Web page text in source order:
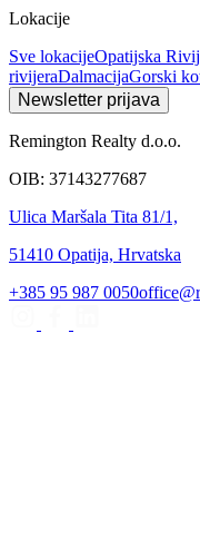
Lokacije
Sve lokacijeOpatijska
rivijeraDalmacijaGorski
Newsletter prijava
Remington Realty d.o.o.
OIB: 37143277687
Ulica Maršala Tita 81/1,
51410 Opatija, Hrvatska
+385 95 987 0050